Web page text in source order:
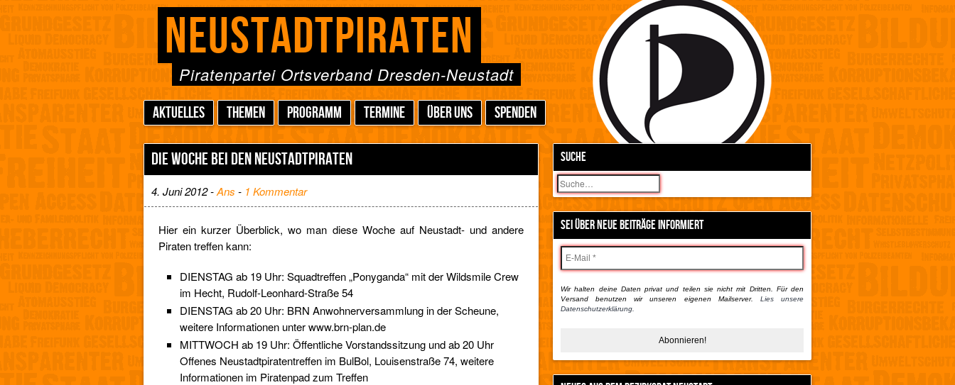
NEUSTADTPIRATEN
Piratenpartei Ortsverband Dresden-Neustadt
AKTUELLES THEMEN PROGRAMM TERMINE ÜBER UNS SPENDEN
SUCHE
Suchen
SEI ÜBER NEUE BEITRÄGE INFORMIERT
Wir halten deine Daten privat und teilen sie nicht mit Dritten. Für den
Versand benutzen wir unseren eigenen Mailserver. Lies unsere
Datenschutzerklärung.
DIE WOCHE BEI DEN NEUSTADTPIRATEN
4. Juni 2012 -Ans - 1 Kommentar
Hier ein kurzer Überblick, wo man diese Woche auf Neustadt- und andere
Piraten treffen kann:
DIENSTAG ab 19 Uhr: Squadtreffen „Ponyganda“ mit der Wildsmile Crew
im Hecht, Rudolf-Leonhard-Straße 54
DIENSTAG ab 20 Uhr: BRN Anwohnerversammlung in der Scheune,
weitere Informationen unter www.brn-plan.de
MITTWOCH ab 19 Uhr: Öffentliche Vorstandssitzung und ab 20 Uhr
Offenes Neustadtpiratentreffen im BulBol, Louisenstraße 74, weitere
Informationen im Piratenpad zum Treffen